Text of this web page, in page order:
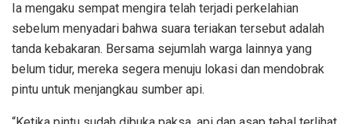
Ia mengaku sempat mengira telah terjadi perkelahian
sebelum menyadari bahwa suara teriakan tersebut adalah
tanda kebakaran. Bersama sejumlah warga lainnya yang
belum tidur, mereka segera menuju lokasi dan mendobrak
pintu untuk menjangkau sumber api.